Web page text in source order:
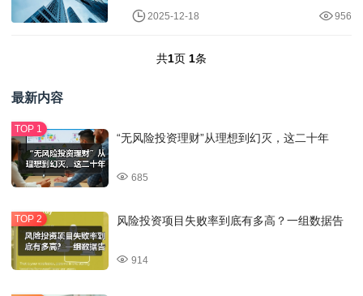
2025-12-18 956
共1页 1条
最新内容
“无风险投资理财”从理想到幻灭，这二十年
685
风险投资项目失败率到底有多高？一组数据告
914